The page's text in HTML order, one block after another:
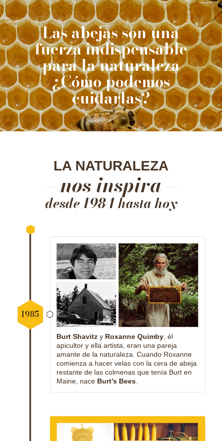
Las abejas son una
fuerza indispensable
para la naturaleza
¿Cómo podemos
cuidarlas?
LA NATURALEZA
nos inspira
desde 1984 hasta hoy
1985
Burt Shavitz y Roxanne Quimby , él
apicultor y ella artista, eran una pareja
amante de la naturaleza. Cuando Roxanne
comienza a hacer velas con la cera de abeja
restante de las colmenas que tenía Burt en
Maine, nace Burt’s Bees